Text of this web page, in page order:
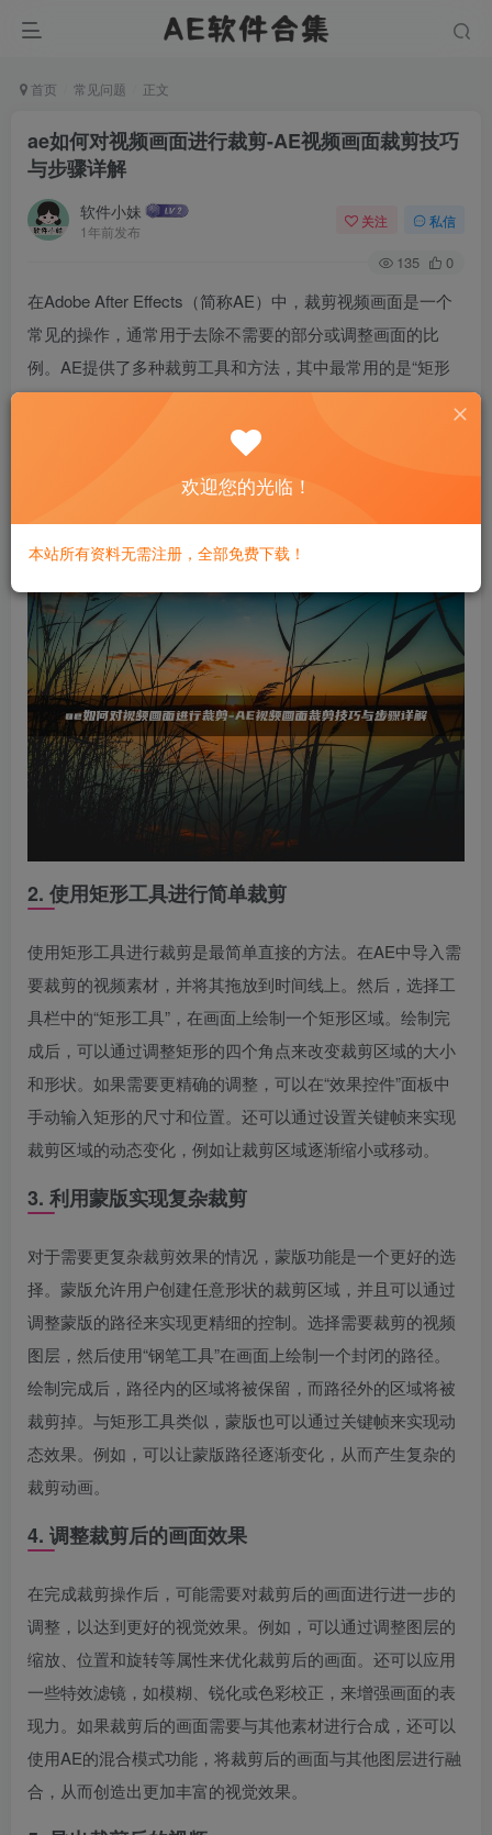
首页 常见问题 正文
ae如何对视频画面进行裁剪-AE视频画面裁剪技巧
与步骤详解
软件小妹
1年前发布
关注 私信
135 0
在Adobe After Effects（简称AE）中，裁剪视频画面是一个
常见的操作，通常用于去除不需要的部分或调整画面的比
例。AE提供了多种裁剪工具和方法，其中最常用的是“矩形
工具”和“蒙版”功能。矩形工具可以直接在画面上绘制一个矩
形区域，然后通过调整矩形的大小和位置来裁剪画面。而蒙
无论是使用矩形工具还是蒙版，用户都可以通过关键帧来控
制裁剪区域的变化，从而实现动态的裁剪效果。
2. 使用矩形工具进行简单裁剪
使用矩形工具进行裁剪是最简单直接的方法。在AE中导入需
要裁剪的视频素材，并将其拖放到时间线上。然后，选择工
具栏中的“矩形工具”，在画面上绘制一个矩形区域。绘制完
成后，可以通过调整矩形的四个角点来改变裁剪区域的大小
和形状。如果需要更精确的调整，可以在“效果控件”面板中
手动输入矩形的尺寸和位置。还可以通过设置关键帧来实现
裁剪区域的动态变化，例如让裁剪区域逐渐缩小或移动。
3. 利用蒙版实现复杂裁剪
对于需要更复杂裁剪效果的情况，蒙版功能是一个更好的选
择。蒙版允许用户创建任意形状的裁剪区域，并且可以通过
调整蒙版的路径来实现更精细的控制。选择需要裁剪的视频
图层，然后使用“钢笔工具”在画面上绘制一个封闭的路径。
绘制完成后，路径内的区域将被保留，而路径外的区域将被
裁剪掉。与矩形工具类似，蒙版也可以通过关键帧来实现动
态效果。例如，可以让蒙版路径逐渐变化，从而产生复杂的
裁剪动画。
4. 调整裁剪后的画面效果
在完成裁剪操作后，可能需要对裁剪后的画面进行进一步的
调整，以达到更好的视觉效果。例如，可以通过调整图层的
缩放、位置和旋转等属性来优化裁剪后的画面。还可以应用
一些特效滤镜，如模糊、锐化或色彩校正，来增强画面的表
现力。如果裁剪后的画面需要与其他素材进行合成，还可以
使用AE的混合模式功能，将裁剪后的画面与其他图层进行融
合，从而创造出更加丰富的视觉效果。
欢迎您的光临！
本站所有资料无需注册，全部免费下载！